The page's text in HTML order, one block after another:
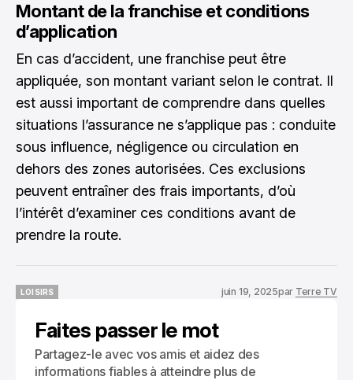
Montant de la franchise et conditions
d’application
En cas d’accident, une franchise peut être
appliquée, son montant variant selon le contrat. Il
est aussi important de comprendre dans quelles
situations l’assurance ne s’applique pas : conduite
sous influence, négligence ou circulation en
dehors des zones autorisées. Ces exclusions
peuvent entraîner des frais importants, d’où
l’intérêt d’examiner ces conditions avant de
prendre la route.
LOISIRS
juin 19, 2025par Terre TV
Faites passer le mot
Partagez-le avec vos amis et aidez des
informations fiables à atteindre plus de